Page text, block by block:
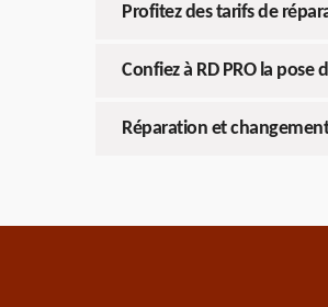
Profitez des tarifs de
Confiez à RD PRO la pose
Réparation et